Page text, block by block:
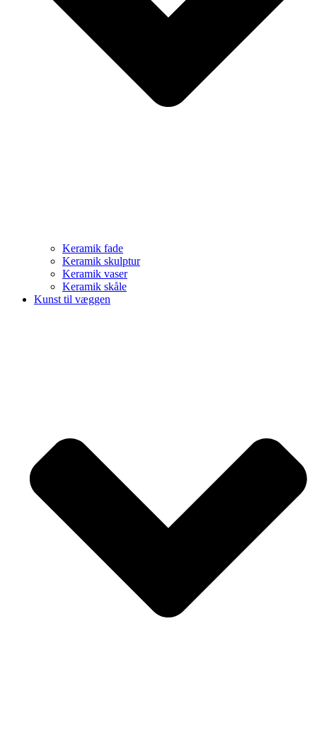
Keramik fade
Keramik skulptur
Keramik vaser
Keramik skåle
Kunst til væggen